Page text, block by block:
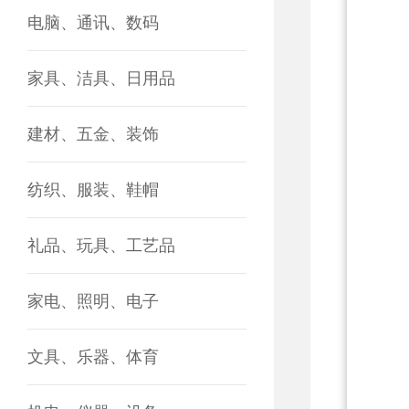
电脑、通讯、数码
家具、洁具、日用品
建材、五金、装饰
纺织、服装、鞋帽
礼品、玩具、工艺品
家电、照明、电子
文具、乐器、体育